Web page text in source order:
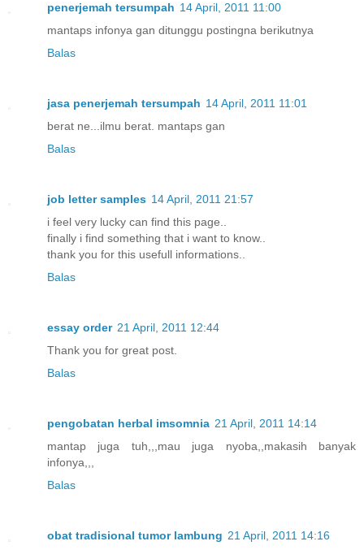
penerjemah tersumpah 14 April, 2011 11:00
mantaps infonya gan ditunggu postingna berikutnya
Balas
jasa penerjemah tersumpah 14 April, 2011 11:01
berat ne...ilmu berat. mantaps gan
Balas
job letter samples 14 April, 2011 21:57
i feel very lucky can find this page..
finally i find something that i want to know..
thank you for this usefull informations..
Balas
essay order 21 April, 2011 12:44
Thank you for great post.
Balas
pengobatan herbal imsomnia 21 April, 2011 14:14
mantap juga tuh,,,mau juga nyoba,,makasih banyak
infonya,,,
Balas
obat tradisional tumor lambung 21 April, 2011 14:16